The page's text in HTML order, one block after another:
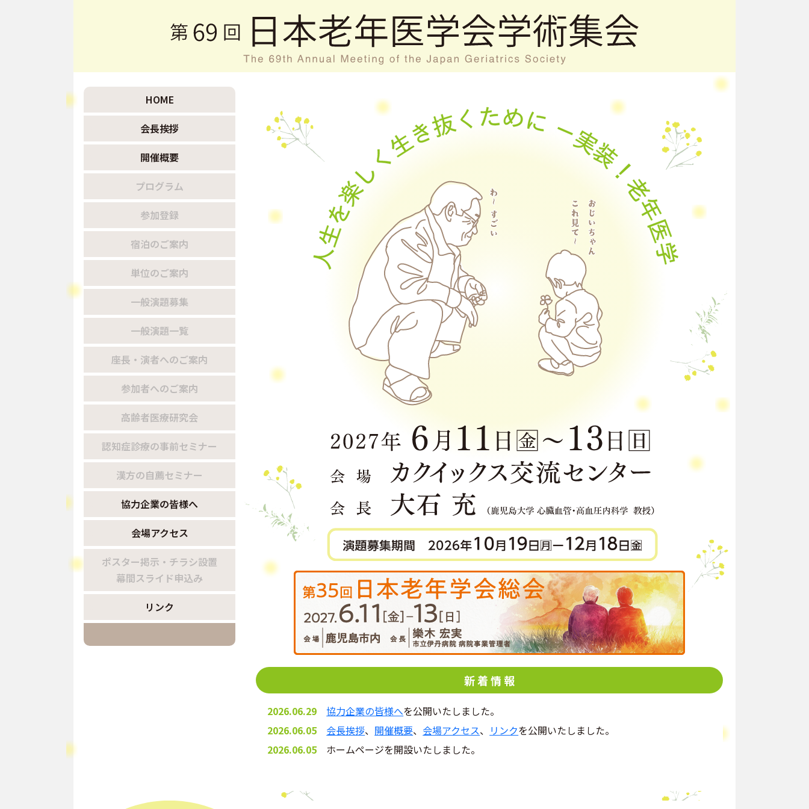
HOME
会長挨拶
開催概要
プログラム
参加登録
宿泊のご案内
単位のご案内
一般演題募集
一般演題一覧
座長・演者へのご案内
参加者へのご案内
高齢者医療研究会
認知症診療の事前セミナー
漢方の自薦セミナー
協力企業の皆様へ
会場アクセス
ポスター掲示・チラシ設置
幕間スライド申込み
リンク
新 着 情 報
2026.06.29 協力企業の皆様へを公開いたしました。
2026.06.05
会長挨拶、 開催概要、 会場アクセス、 リンクを公開いたしました。
2026.06.05
ホームページを開設いたしました。